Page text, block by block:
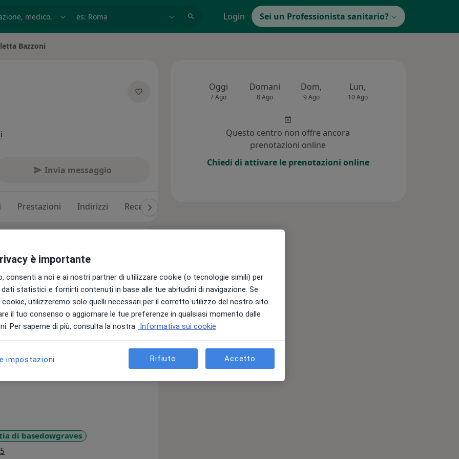
Login Sei un Professionista sanitario?
Bazzoni
Invia messaggio
Prestazioni Indirizzi Recensioni (131)
degli Studi di Milano nel 1986,
l’Università degli Studi di
di Ricerca conclusosi nel 1994.
dedicando un
ed endocrinologica in
di tipo 1 (microinfusori). Le è
per la gestione di un
di basedowgraves
Oggi
7 Ago
Domani
8 Ago
Dom,
9 Ago
Lun,
10 Ago
Questo centro non offre ancora
prenotazioni online
Chiedi di attivare le prenotazioni online
è importante
consenti a noi e ai nostri partner di utilizzare cookie (o tecnologie simili) per
statistici e fornirti contenuti in base alle tue abitudini di navigazione. Se
utilizzeremo solo quelli necessari per il corretto utilizzo del nostro sito.
il tuo consenso o aggiornare le tue preferenze in qualsiasi momento dalle
Per saperne di più, consulta la nostra Informativa sui cookie
impostazioni Rifiuto Accetto